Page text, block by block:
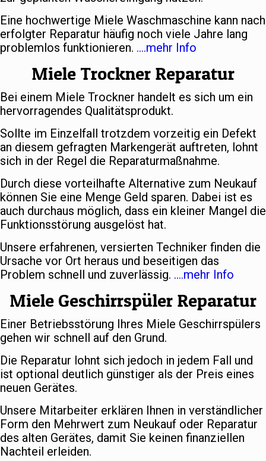
Eine hochwertige Miele Waschmaschine kann nach
erfolgter Reparatur häufig noch viele Jahre lang
problemlos funktionieren. ….mehr Info
Miele Trockner Reparatur
Bei einem Miele Trockner handelt es sich um ein
hervorragendes Qualitätsprodukt.
Sollte im Einzelfall trotzdem vorzeitig ein Defekt
an diesem gefragten Markengerät auftreten, lohnt
sich in der Regel die Reparaturmaßnahme.
Durch diese vorteilhafte Alternative zum Neukauf
können Sie eine Menge Geld sparen. Dabei ist es
auch durchaus möglich, dass ein kleiner Mangel die
Funktionsstörung ausgelöst hat.
Unsere erfahrenen, versierten Techniker finden die
Ursache vor Ort heraus und beseitigen das
Problem schnell und zuverlässig. ….mehr Info
Miele Geschirrspüler Reparatur
Einer Betriebsstörung Ihres Miele Geschirrspülers
gehen wir schnell auf den Grund.
Die Reparatur lohnt sich jedoch in jedem Fall und
ist optional deutlich günstiger als der Preis eines
neuen Gerätes.
Unsere Mitarbeiter erklären Ihnen in verständlicher
Form den Mehrwert zum Neukauf oder Reparatur
des alten Gerätes, damit Sie keinen finanziellen
Nachteil erleiden.